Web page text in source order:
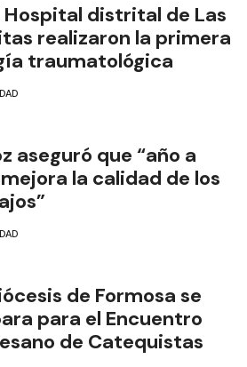
Hospital distrital de Las
realizaron la primera
traumatológica
aseguró que “año a
la calidad de los
de Formosa se
para el Encuentro
de Catequistas